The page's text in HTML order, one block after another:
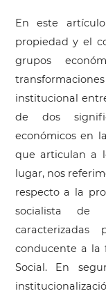
En este
propiedad y el
grupos
institucional
de dos
económicos en
que articulan a
lugar, nos
respecto a la
socialista de
conducente a la
Social. En